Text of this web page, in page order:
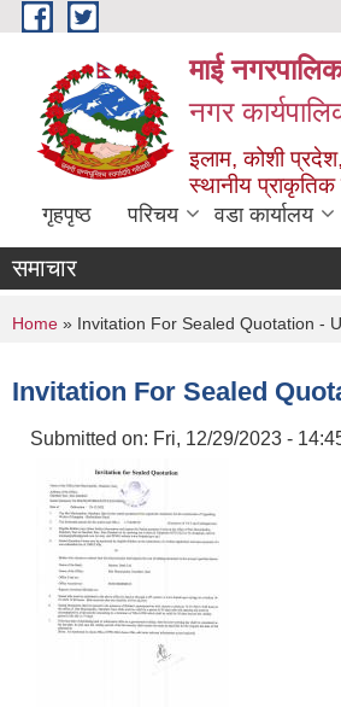
Skip to main content
माई
नगर
इलाम, कोशी
स्थानीय
गृहपृष्ठ परिचय वडा कार्यालय
समाचार
You are here
Home » Invitation For Sealed Quotation -
Invitation For Sealed
Submitted on: Fri, 12/29/2023 -